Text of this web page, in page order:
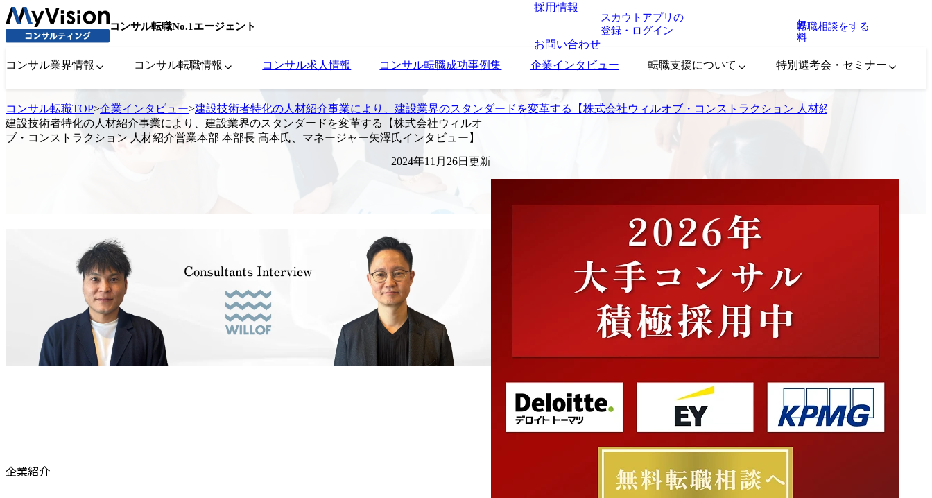
コンサル転職No.1エージェント
採用情報
お問い合わせ
スカウトアプリの
登録・ログイン
無
料
転職相談をする
コンサル業界情報 コンサル転職情報 コンサル求人情報 コンサル転職成功事例集 企業インタビュー 転職支援について 特別選考会・セミナー
コンサル転職TOP>企業インタビュー>建設技術者特化の人材紹介事業により、建設業界のスタンダードを変革する【株式会社ウィルオブ・コンストラクション 人材紹介営業本部 本部長
建設技術者特化の人材紹介事業により、建設業界のスタンダードを変革する【株式会社ウィルオ
ブ・コンストラクション 人材紹介営業本部 本部長 髙本氏、マネージャー矢澤氏インタビュー】
2024年11月26日更新
企業紹介